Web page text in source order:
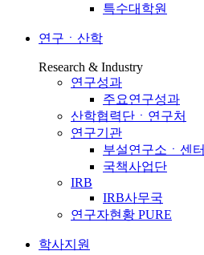
특수대학원
연구ㆍ산학
Research & Industry
연구성과
주요연구성과
산학협력단ㆍ연구처
연구기관
부설연구소ㆍ센터
국책사업단
IRB
IRB사무국
연구자현황 PURE
학사지원